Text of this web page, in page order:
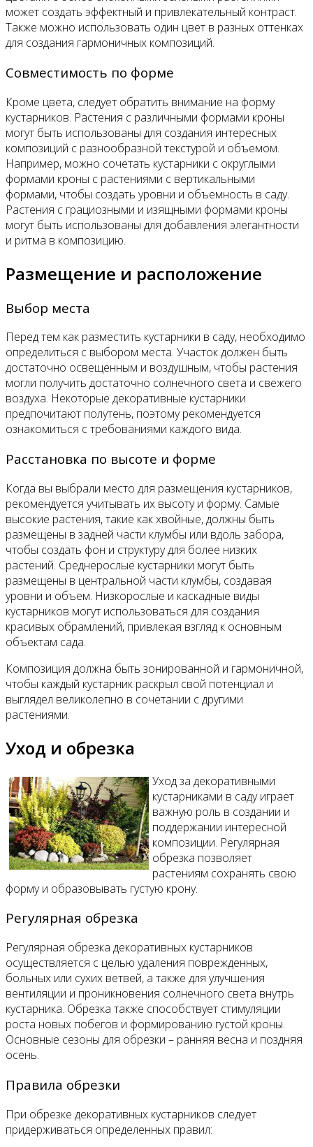
может создать эффектный и привлекательный контраст.
Также можно использовать один цвет в разных оттенках
для создания гармоничных композиций.
Совместимость по форме
Кроме цвета, следует обратить внимание на форму
кустарников. Растения с различными формами кроны
могут быть использованы для создания интересных
композиций с разнообразной текстурой и объемом.
Например, можно сочетать кустарники с округлыми
формами кроны с растениями с вертикальными
формами, чтобы создать уровни и объемность в саду.
Растения с грациозными и изящными формами кроны
могут быть использованы для добавления элегантности
и ритма в композицию.
Размещение и расположение
Выбор места
Перед тем как разместить кустарники в саду, необходимо
определиться с выбором места. Участок должен быть
достаточно освещенным и воздушным, чтобы растения
могли получить достаточно солнечного света и свежего
воздуха. Некоторые декоративные кустарники
предпочитают полутень, поэтому рекомендуется
ознакомиться с требованиями каждого вида.
Расстановка по высоте и форме
Когда вы выбрали место для размещения кустарников,
рекомендуется учитывать их высоту и форму. Самые
высокие растения, такие как хвойные, должны быть
размещены в задней части клумбы или вдоль забора,
чтобы создать фон и структуру для более низких
растений. Среднерослые кустарники могут быть
размещены в центральной части клумбы, создавая
уровни и объем. Низкорослые и каскадные виды
кустарников могут использоваться для создания
красивых обрамлений, привлекая взгляд к основным
объектам сада.
Композиция должна быть зонированной и гармоничной,
чтобы каждый кустарник раскрыл свой потенциал и
выглядел великолепно в сочетании с другими
растениями.
Уход и обрезка
Уход за декоративными
кустарниками в саду играет
важную роль в создании и
поддержании интересной
композиции. Регулярная
обрезка позволяет
растениям сохранять свою
форму и образовывать густую крону.
Регулярная обрезка
Регулярная обрезка декоративных кустарников
осуществляется с целью удаления поврежденных,
больных или сухих ветвей, а также для улучшения
вентиляции и проникновения солнечного света внутрь
кустарника. Обрезка также способствует стимуляции
роста новых побегов и формированию густой кроны.
Основные сезоны для обрезки – ранняя весна и поздняя
осень.
Правила обрезки
При обрезке декоративных кустарников следует
придерживаться определенных правил: